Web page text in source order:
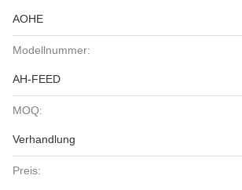
AOHE
Modellnummer:
AH-FEED
MOQ:
Verhandlung
Preis: